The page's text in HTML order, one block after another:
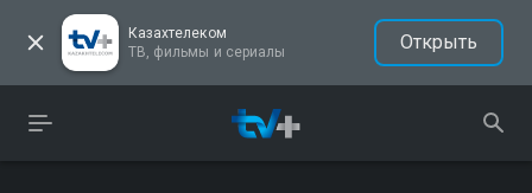
Казахтелеком
ТВ, фильмы и сериалы
Открыть